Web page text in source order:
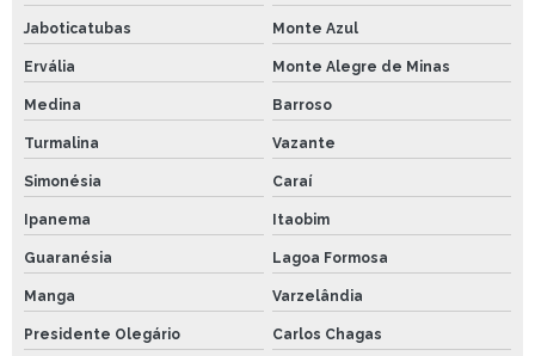
Jaboticatubas Monte Azul
Ervália Monte Alegre de Minas
Medina Barroso
Turmalina Vazante
Simonésia Caraí
Ipanema Itaobim
Guaranésia Lagoa Formosa
Manga Varzelândia
Presidente Olegário Carlos Chagas